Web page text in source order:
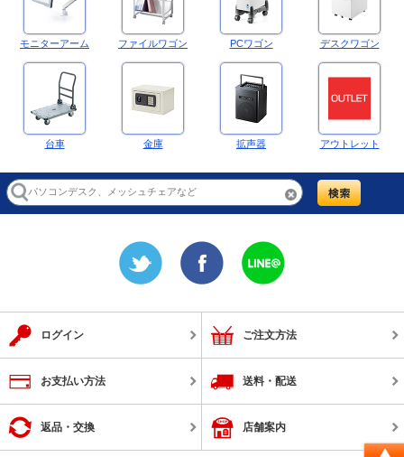
モニターアーム ファイルワゴン PCワゴン デスクワゴン
台車 金庫 拡声器 アウトレット
ログイン ご注文方法
お支払い方法 送料・配送
返品・交換 店舗案内